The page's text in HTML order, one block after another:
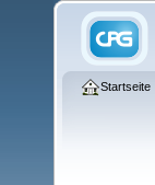
Startseite